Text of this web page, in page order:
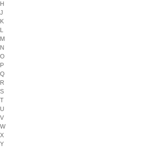
H
J
K
L
M
N
O
P
Q
R
S
T
U
V
W
X
Y